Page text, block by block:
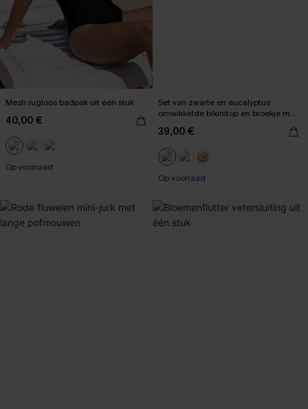
Mesh rugloos badpak uit één stuk
40,00 €
【AG18】2 met 10% korting
【AG18】2 met 10% korting
Set van zwarte en eucalyptus
omwikkelde bikinitop en broekje met
39,00 €
Op voorraad